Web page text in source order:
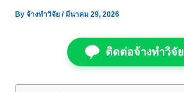
By จ้างทำวิจัย /มีนาคม 29, 2026
ติดต่อจ้างทำวิจัย